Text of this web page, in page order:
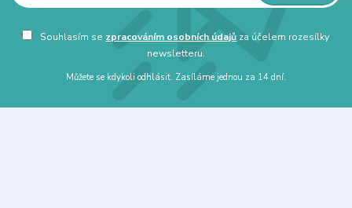
Souhlasím se zpracováním osobních údajů za účelem rozesílky
newsletteru.
Můžete se kdykoli odhlásit. Zasíláme jednou za 14 dní.